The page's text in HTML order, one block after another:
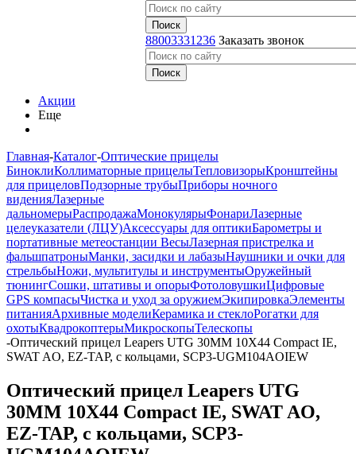
88003331236 Заказать звонок
Акции
Еще
Главная-Каталог-Оптические прицелы
БиноклиКоллиматорные прицелыТепловизорыКронштейны
для прицеловПодзорные трубыПриборы ночного
виденияЛазерные
дальномерыРаспродажаМонокулярыФонариЛазерные
целеуказатели (ЛЦУ)Аксессуары для оптикиБарометры и
портативные метеостанции ВесыЛазерная пристрелка и
фальшпатроныМанки, засидки и лабазыНаушники и очки для
стрельбыНожи, мультитулы и инструментыОружейный
тюнингСошки, штативы и опорыФотоловушкиЦифровые
GPS компасыЧистка и уход за оружиемЭкипировкаЭлементы
питанияАрхивные моделиКерамика и стеклоРогатки для
охотыКвадрокоптерыМикроскопыТелескопы
-Оптический прицел Leapers UTG 30MM 10X44 Compact IE,
SWAT AO, EZ-TAP, с кольцами, SCP3-UGM104AOIEW
Оптический прицел Leapers UTG
30MM 10X44 Compact IE, SWAT AO,
EZ-TAP, с кольцами, SCP3-